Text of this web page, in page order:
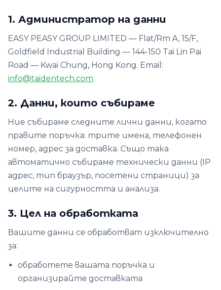
1. Администратор на данни
EASY PEASY GROUP LIMITED — Flat/Rm A, 15/F,
Goldfield Industrial Building — 144-150 Tai Lin Pai
Road — Kwai Chung, Hong Kong. Email:
info@taidentech.com
2. Данни, които събираме
Ние събираме следните лични данни, когато
правите поръчка: трите имена, телефонен
номер, адрес за доставка. Също така
автоматично събираме технически данни (IP
адрес, тип браузър, посетени страници) за
целите на сигурността и анализа.
3. Цел на обработката
Вашите данни се обработват изключително
за:
обработете вашата поръчка и
организирайте доставката